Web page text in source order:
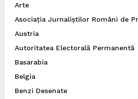
Arte
Asociația Jurnaliștilor Români de
Austria
Autoritatea Electorală Permanentă
Basarabia
Belgia
Benzi Desenate